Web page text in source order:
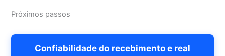
Próximos passos
Confiabilidade do recebimento e real